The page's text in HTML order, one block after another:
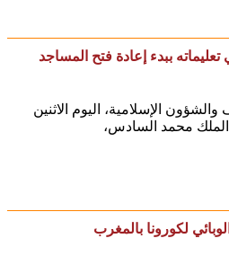
ببدء إعادة فتح المساجد
الإسلامية، اليوم الاثنين